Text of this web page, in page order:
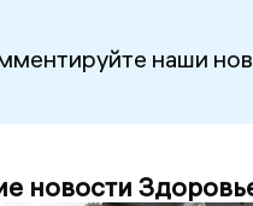
наши
новости